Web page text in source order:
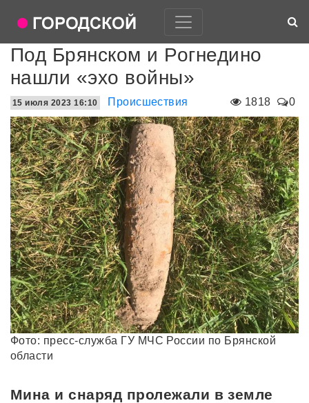
Под Брянском и Рогнедино
нашли «эхо войны»
1818 0
15 июля 2023 16:10 Происшествия
Фото: пресс-служба ГУ МЧС России по Брянской
области
Мина и снаряд пролежали в земле